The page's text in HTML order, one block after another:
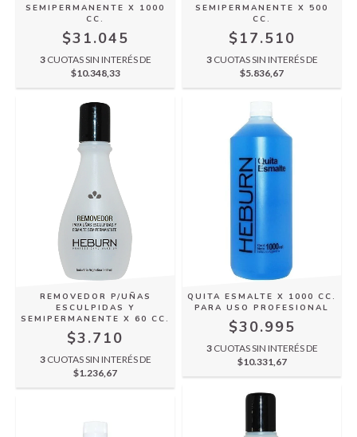
SEMIPERMANENTE X 1000
CC.
$31.045
3 CUOTAS SIN INTERÉS DE
$10.348,33
SEMIPERMANENTE X 500
CC.
$17.510
3 CUOTAS SIN INTERÉS DE
$5.836,67
REMOVEDOR P/UÑAS
ESCULPIDAS Y
SEMIPERMANENTE X 60 CC.
$3.710
3 CUOTAS SIN INTERÉS DE
$1.236,67
QUITA ESMALTE X 1000 CC.
PARA USO PROFESIONAL
$30.995
3 CUOTAS SIN INTERÉS DE
$10.331,67